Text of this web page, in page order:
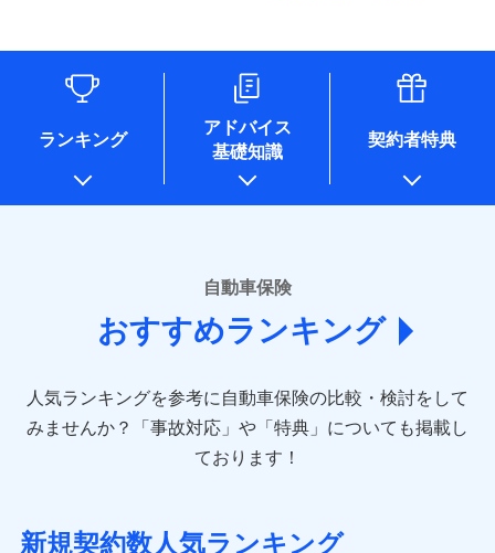
情報を取引のある他の保険会社の商品・サービスをご提案す
るために利用させていただくことがあります。）
各種セミナーの開催のため
コンサルティングサービスの実施のため
アンケートやキャンペーン等の実施のため
上記に係る案内・手続き・管理等付帯業務を行うため
* 当社が委託を受けている保険会社の情報は、保険会社のホ
ームページに掲載しておりますので、ご確認ください。
あいおいニッセイ同和損害保険株式会社
(https://www.aioinissaydowa.co.jp/)
アクサ損害保険株式会社 (https://www.axa-
direct.co.jp/)
sompo.co.jp/)
東京海上ダイレクト損害保険株式会社 (https://www.e-
AIG損害保険株式会社 (https://www.aig.co.jp/sonpo)
ジェイアイ傷害火災保険株式会社
ランキング
アドバイス
基礎知識
契約者特典
自動車保険
おすすめランキング
人気ランキングを参考に自動車保険の比較・検討をして
みませんか？
「事故対応」や「特典」についても掲載し
ております！
新規契約数人気ランキング